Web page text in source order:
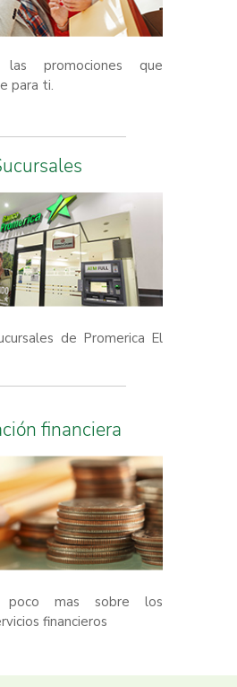
promociones que
para ti.
Sucursales
de Promerica El
financiera
poco mas sobre los
financieros